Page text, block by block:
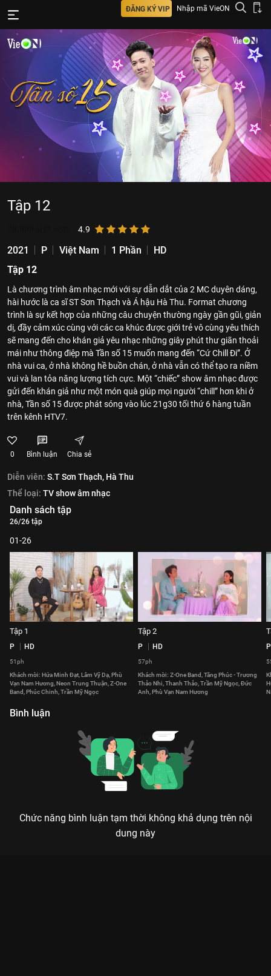
ĐĂNG KÝ VIP Nhập mã VieON
Tập 12
4.9
2021 P Việt Nam 1 Phần
HD
Tập 12
Là chương trình âm nhạc mới với sự dẫn dắt của 2 MC duyên dáng,
hài hước là ca sĩ ST Sơn Thạch và Á hậu Hà Thu. Format chương
trình là sự kết hợp của những câu chuyện thường ngày gần gũi, giản
dị, đầy cảm xúc cùng với các ca khúc được giới trẻ vô cùng yêu thích
sẽ mang đến cho khán giả yêu nhạc những giây phút thư giãn thoải
mái như thông điệp mà Tần số 15 muốn mang đến “Cứ Chill Đi”. Ở
nhà vui ca, ở nhà không hề buồn chán, ở nhà vẫn có thể tạo ra niềm
vui và lan tỏa năng lượng tích cực. Một “chiếc” show âm nhạc được
gửi đến khán giả như một món quà giúp mọi người “chill” hơn khi ở
nhà, Tần số 15 được phát sóng vào lúc 21g30 tối thứ 6 hàng tuần
trên kênh HTV7.
0 Bình luận Chia sẻ
Diễn viên: S.T Sơn Thạch, Hà Thu
Thể loại: TV show âm nhạc
Danh sách tập
26/26 tập
01-26
Tập 1
P HD
51ph
Khách mời: Hứa Minh Đạt, Lâm Vỹ Dạ, Phù
Vạn Nam Hương, Neon Trung Thuận, Z-One
Band, Phúc Chinh, Trần Mỹ Ngọc
Tập 2
P HD
57ph
Khách mời: Z-One Band, Tăng Phúc - Trương
Thảo Nhi, Thanh Thảo, Trần Mỹ Ngọc, Đức
Anh, Phù Vạn Nam Hương
P
Bình luận
Chức năng bình luận tạm thời không khả dụng trên nội
dung này